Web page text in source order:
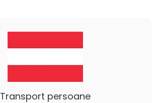
Transport persoane